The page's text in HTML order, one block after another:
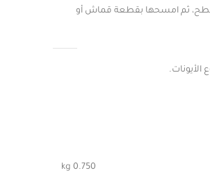
قم بالرش على مسافة 20 سم من السطح، ثم امسحها بقطعة قماش أو
الأيونات.
0.750 kg